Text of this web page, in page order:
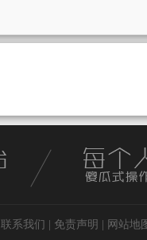
联系我们 免责声明
网站地